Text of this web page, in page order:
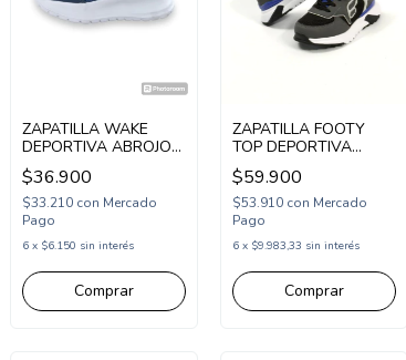
ZAPATILLA WAKE
DEPORTIVA ABROJO
ELASTICO 22-27 AZUL
(WK204AZ)
$36.900
$33.210 con Mercado
Pago
6 x $6.150 sin interés
Comprar
ZAPATILLA FOOTY
TOP DEPORTIVA
ABROJO Y ELASTICO
28-36 GRIS AZUL
(TOP999/1)
$59.900
$53.910 con Mercado
Pago
6 x $9.983,33 sin interés
Comprar